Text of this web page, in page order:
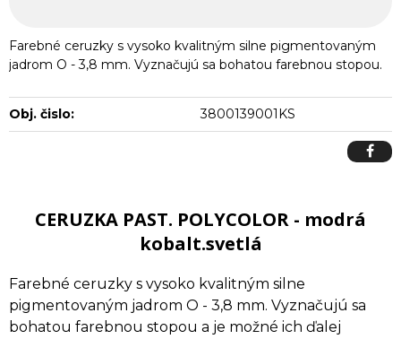
Farebné ceruzky s vysoko kvalitným silne pigmentovaným
jadrom O - 3,8 mm. Vyznačujú sa bohatou farebnou stopou.
Obj. čislo: 3800139001KS
CERUZKA PAST. POLYCOLOR - modrá
kobalt.svetlá
Farebné ceruzky s vysoko kvalitným silne
pigmentovaným jadrom O - 3,8 mm. Vyznačujú sa
bohatou farebnou stopou a je možné ich ďalej